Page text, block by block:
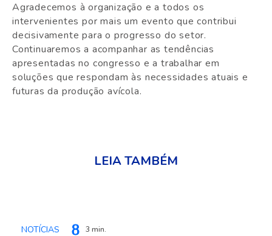
Agradecemos à organização e a todos os
intervenientes por mais um evento que contribui
decisivamente para o progresso do setor.
Continuaremos a acompanhar as tendências
apresentadas no congresso e a trabalhar em
soluções que respondam às necessidades atuais e
futuras da produção avícola.
LEIA TAMBÉM
NOTÍCIAS 3 min.